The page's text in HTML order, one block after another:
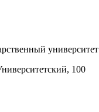
университет
100